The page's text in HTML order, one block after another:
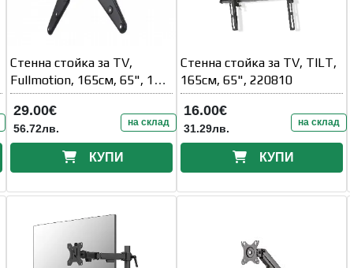
Стенна стойка за TV,
Fullmotion, 165см, 65", 1
рамо, до 20
29.00€
56.72лв. на склад
КУПИ
Стенна стойка за TV, TILT,
165см, 65", 220810
16.00€
31.29лв. на склад
КУПИ